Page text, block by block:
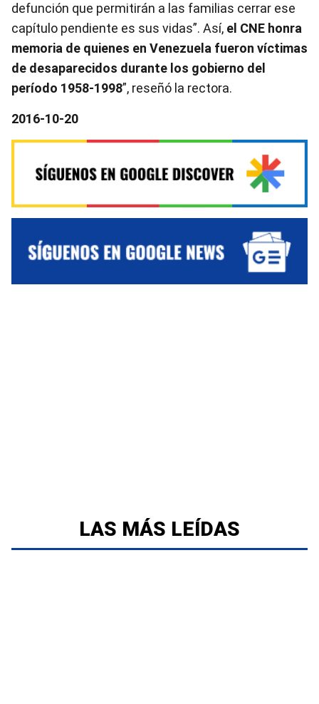
defunción que permitirán a las familias cerrar ese
capítulo pendiente es sus vidas”. Así, el CNE honra
memoria de quienes en Venezuela fueron víctimas
de desaparecidos durante los gobierno del
período 1958-1998”, reseñó la rectora.
2016-10-20
LAS MÁS LEÍDAS